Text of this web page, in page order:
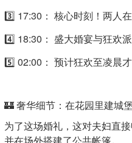
3️⃣ 17:30： 核心时刻！两人
4️⃣ 18:30： 盛大婚宴与狂欢
5️⃣ 02:00： 预计狂欢至凌晨才
🏰 奢华细节：在花园里建城
为了这场婚礼，这对夫妇直